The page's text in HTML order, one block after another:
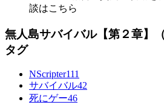
談はこちら
無人島サバイバル【第２章】
タグ
NScripter111
サバイバル42
死にゲー46